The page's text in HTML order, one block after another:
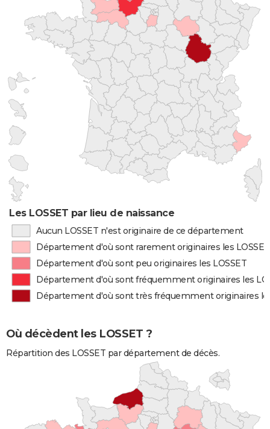
Les LOSSET par lieu de naissance
Aucun LOSSET n'est originaire de ce département
Département d'où sont rarement originaires les LOSSET
Département d'où sont peu originaires les LOSSET
Département d'où sont fréquemment originaires les
Département d'où sont très fréquemment originaires
Où décèdent les LOSSET ?
Répartition des LOSSET par département de décès.